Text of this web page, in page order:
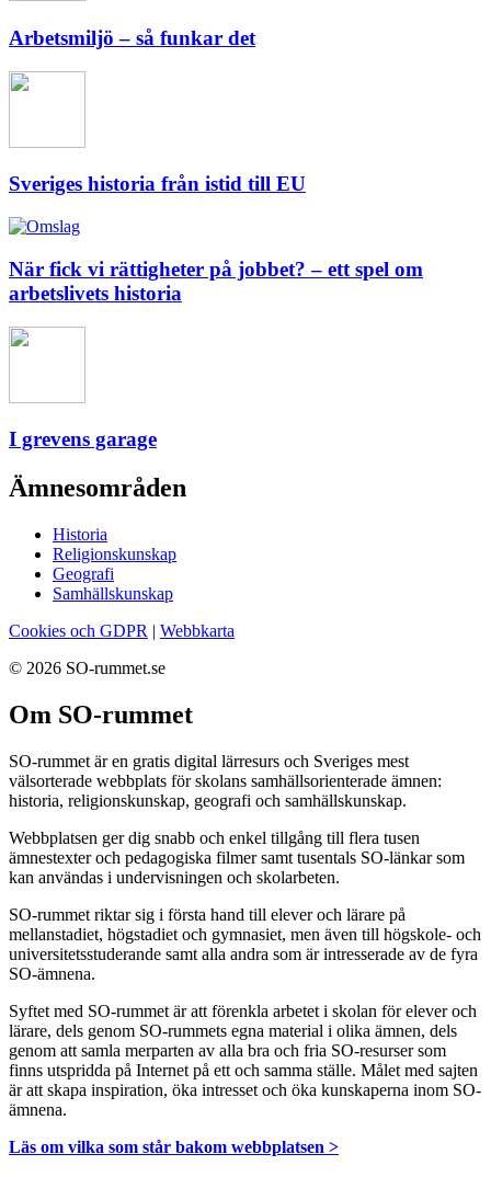
Arbetsmiljö – så funkar det
Sveriges historia från istid till EU
När fick vi rättigheter på jobbet? – ett spel om
arbetslivets historia
I grevens garage
Ämnesområden
Historia
Religionskunskap
Geografi
Samhällskunskap
Cookies och GDPR | Webbkarta
© 2026 SO-rummet.se
Om SO-rummet
SO-rummet är en gratis digital lärresurs och Sveriges mest
välsorterade webbplats för skolans samhällsorienterade ämnen:
historia, religionskunskap, geografi och samhällskunskap.
Webbplatsen ger dig snabb och enkel tillgång till flera tusen
ämnestexter och pedagogiska filmer samt tusentals SO-länkar som
kan användas i undervisningen och skolarbeten.
SO-rummet riktar sig i första hand till elever och lärare på
mellanstadiet, högstadiet och gymnasiet, men även till högskole- och
universitetsstuderande samt alla andra som är intresserade av de fyra
SO-ämnena.
Syftet med SO-rummet är att förenkla arbetet i skolan för elever och
lärare, dels genom SO-rummets egna material i olika ämnen, dels
genom att samla merparten av alla bra och fria SO-resurser som
finns utspridda på Internet på ett och samma ställe. Målet med sajten
är att skapa inspiration, öka intresset och öka kunskaperna inom SO-
ämnena.
Läs om vilka som står bakom webbplatsen >